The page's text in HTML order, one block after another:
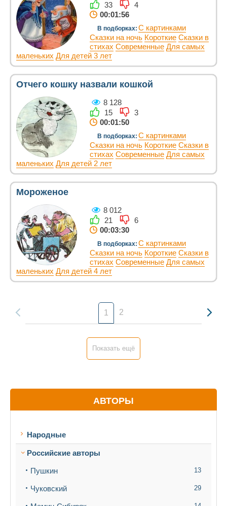
33
4
00:01:56
В подборках: С картинками
Сказки на ночь Короткие Сказки в
стихах Современные Для самых
маленьких Для детей 3 лет
Отчего кошку назвали кошкой
8 128
15
3
00:01:50
В подборках: С картинками
Сказки на ночь Короткие Сказки в
стихах Современные Для самых
маленьких Для детей 2 лет
Мороженое
8 012
21
6
00:03:30
В подборках: С картинками
Сказки на ночь Короткие Сказки в
стихах Современные Для самых
маленьких Для детей 4 лет
1 2
Показать ещё
АВТОРЫ
Народные
Российские авторы
Пушкин 13
Чуковский 29